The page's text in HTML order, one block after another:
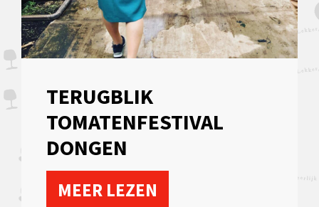
TERUGBLIK
TOMATENFESTIVAL
DONGEN
MEER LEZEN